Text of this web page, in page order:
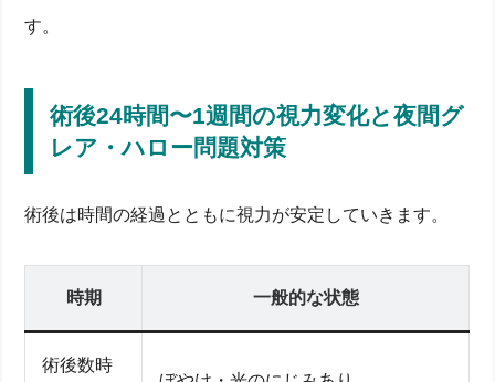
す。
術後24時間〜1週間の視力変化と夜間グ
レア・ハロー問題対策
術後は時間の経過とともに視力が安定していきます。
時期 一般的な状態
術後数時